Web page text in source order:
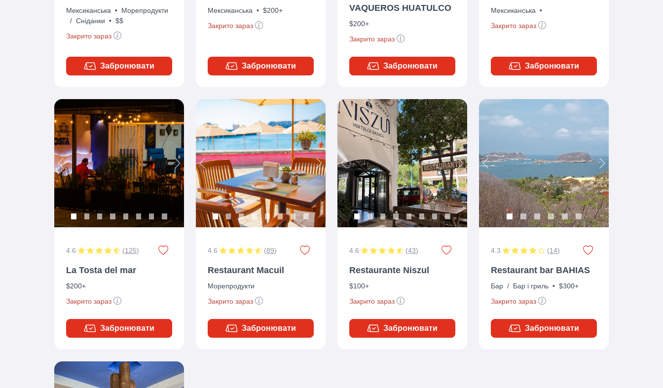
Мексиканська • Морепродукти
/ Сніданки • $$
Закрито зараз
Забронювати
Мексиканська • $200+
Закрито зараз
Забронювати
VAQUEROS HUATULCO
$200+
Закрито зараз
Забронювати
Мексиканська •
Закрито зараз
Забронювати
Previous Next
4.6 (125)
La Tosta del mar
$200+
Закрито зараз
Забронювати
Previous Next
4.6 (89)
Restaurant Macuil
Морепродукти
Закрито зараз
Забронювати
Previous Next
4.6 (43)
Restaurante Niszul
$100+
Закрито зараз
Забронювати
Previous Next
4.3 (14)
Restaurant bar BAHIAS
Бар / Бар і гриль • $300+
Закрито зараз
Забронювати